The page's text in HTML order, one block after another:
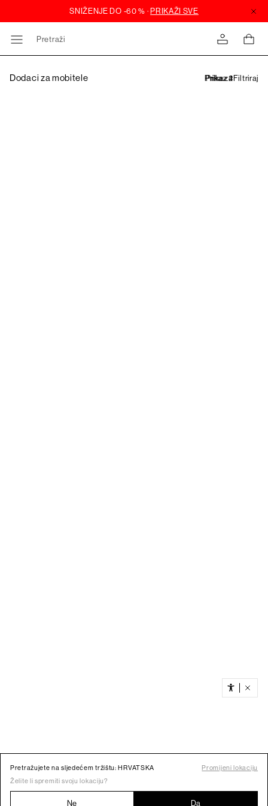
Pretraži
Dodaci za mobitele Filtriraj
Pretražujete na sljedećem tržištu: HRVATSKA
Promijeni lokaciju
Želite li spremiti svoju lokaciju?
Ne Da